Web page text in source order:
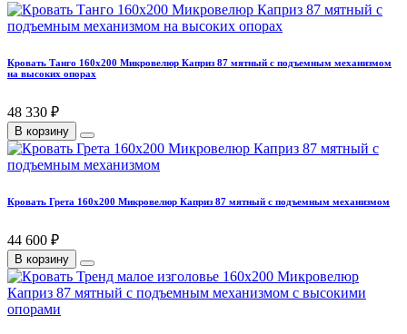
Кровать Танго 160х200 Микровелюр Каприз 87 мятный с подъемным механизмом
на высоких опорах
48 330 ₽
В корзину
Кровать Грета 160х200 Микровелюр Каприз 87 мятный с подъемным механизмом
44 600 ₽
В корзину